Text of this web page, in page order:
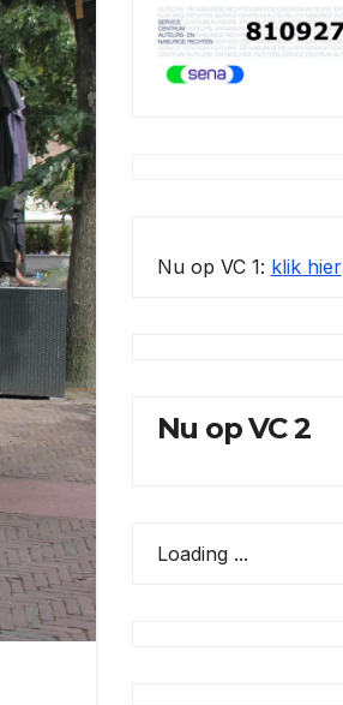
Nu op VC 1: klik hier
Nu op VC 2
Loading ...